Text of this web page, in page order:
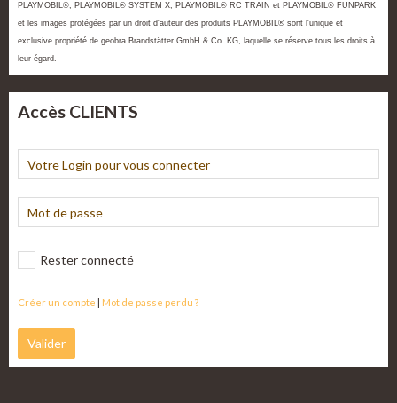
PLAYMOBIL®, PLAYMOBIL® SYSTEM X, PLAYMOBIL® RC TRAIN et PLAYMOBIL® FUNPARK
et les images protégées par un droit d'auteur des produits PLAYMOBIL® sont l'unique et
exclusive propriété de geobra Brandstätter GmbH & Co. KG, laquelle se réserve tous les droits à
leur égard.
Accès CLIENTS
Rester connecté
Créer un compte Mot de passe perdu ?
Valider